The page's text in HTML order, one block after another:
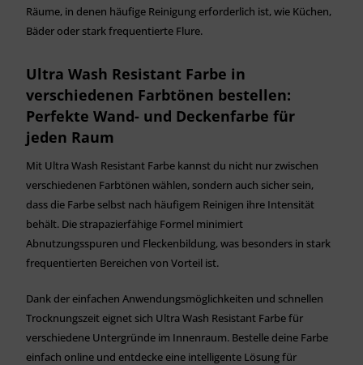
Räume, in denen häufige Reinigung erforderlich ist, wie Küchen,
Bäder oder stark frequentierte Flure.
Ultra Wash Resistant Farbe in
verschiedenen Farbtönen bestellen:
Perfekte Wand- und Deckenfarbe für
jeden Raum
Mit Ultra Wash Resistant Farbe kannst du nicht nur zwischen
verschiedenen Farbtönen wählen, sondern auch sicher sein,
dass die Farbe selbst nach häufigem Reinigen ihre Intensität
behält. Die strapazierfähige Formel minimiert
Abnutzungsspuren und Fleckenbildung, was besonders in stark
frequentierten Bereichen von Vorteil ist.
Dank der einfachen Anwendungsmöglichkeiten und schnellen
Trocknungszeit eignet sich Ultra Wash Resistant Farbe für
verschiedene Untergründe im Innenraum. Bestelle deine Farbe
einfach online und entdecke eine intelligente Lösung für